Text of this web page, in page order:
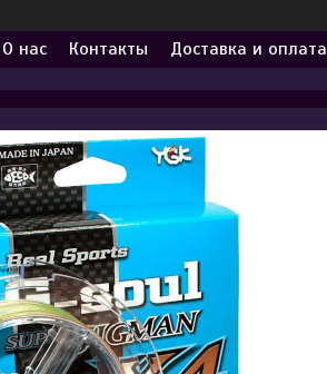
О нас Контакты Доставка и оплата